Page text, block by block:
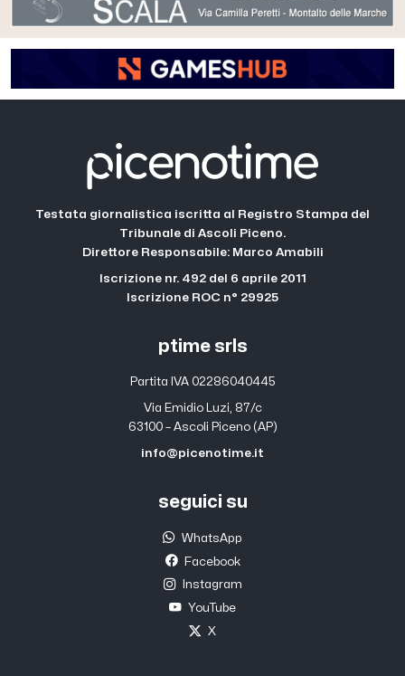
Testata giornalistica iscritta al Registro Stampa del
Tribunale di Ascoli Piceno.
Direttore Responsabile: Marco Amabili
Iscrizione nr. 492 del 6 aprile 2011
Iscrizione ROC n° 29925
ptime srls
Partita IVA 02286040445
Via Emidio Luzi, 87/c
63100 – Ascoli Piceno (AP)
info@picenotime.it
seguici su
WhatsApp
Facebook
Instagram
YouTube
X